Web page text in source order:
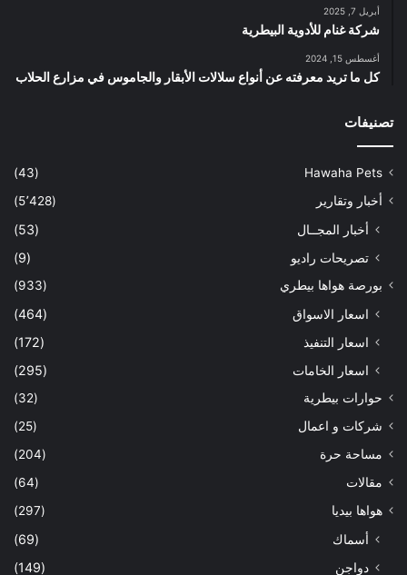
أبريل 7, 2025
شركة غنام للأدوية البيطرية
أغسطس 15, 2024
كل ما تريد معرفته عن أنواع سلالات الأبقار والجاموس في مزارع الحلاب
تصنيفات
Hawaha Pets
(43)
أخبار وتقارير
(5٬428)
أخبار المجــال
(53)
تصريحات راديو
(9)
بورصة هواها بيطري (933)
اسعار الاسواق
(464)
اسعار التنفيذ
(172)
اسعار الخامات
(295)
حوارات بيطرية
(32)
شركات و اعمال
(25)
مساحة حرة
(204)
مقالات
(64)
هواها بيديا
(297)
أسماك
(69)
دواجن
(149)